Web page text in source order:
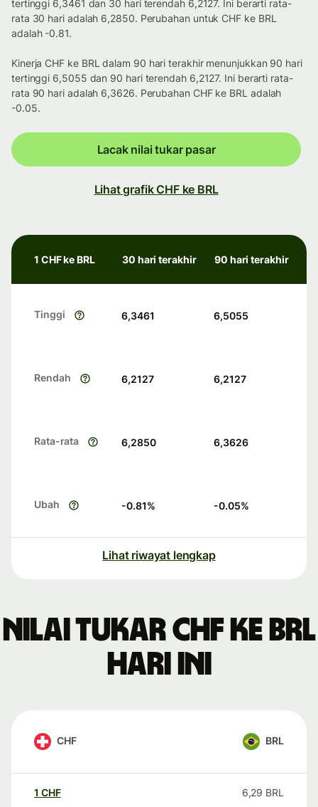
tertinggi 6,3461 dan 30 hari terendah 6,2127. Ini berarti rata-
rata 30 hari adalah 6,2850. Perubahan untuk CHF ke BRL
adalah -0.81.
Kinerja CHF ke BRL dalam 90 hari terakhir menunjukkan 90 hari
tertinggi 6,5055 dan 90 hari terendah 6,2127. Ini berarti rata-
rata 90 hari adalah 6,3626. Perubahan CHF ke BRL adalah
-0.05.
Lacak nilai tukar pasar
Lihat grafik CHF ke BRL
1 CHF ke BRL 30 hari terakhir 90 hari terakhir
Tinggi 6,3461 6,5055
Rendah 6,2127 6,2127
Rata-rata 6,2850 6,3626
Ubah -0.81% -0.05%
Lihat riwayat lengkap
Nilai tukar CHF ke BRL
hari ini
CHF BRL
1 CHF 6,29 BRL